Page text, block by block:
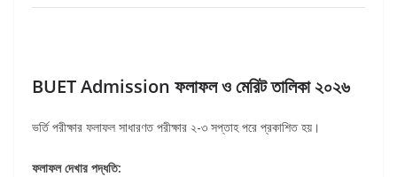
BUET Admission ফলাফল ও মেরিট তালিকা ২০২৬
ভর্তি পরীক্ষার ফলাফল সাধারণত পরীক্ষার ২-৩ সপ্তাহ পরে প্রকাশিত হয়।
ফলাফল দেখার পদ্ধতি: